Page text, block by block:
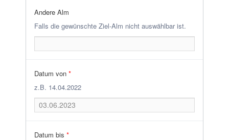
Andere Alm
Falls die gewünschte Ziel-Alm nicht auswählbar ist.
Datum von*
z.B. 14.04.2022
Datum bis*